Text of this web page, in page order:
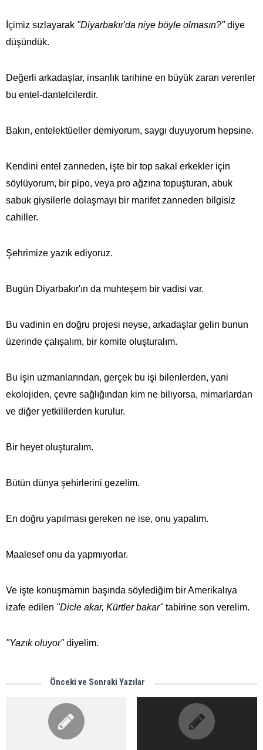
İçimiz sızlayarak "Diyarbakır'da niye böyle olmasın?"diye
düşündük.
Değerli arkadaşlar, insanlık tarihine en büyük zararı verenler
bu entel-dantelcilerdir.
Bakın, entelektüeller demiyorum, saygı duyuyorum hepsine.
Kendini entel zanneden, işte bir top sakal erkekler için
söylüyorum, bir pipo, veya pro ağzına topuşturan, abuk
sabuk giysilerle dolaşmayı bir marifet zanneden bilgisiz
cahiller.
Şehrimize yazık ediyoruz.
Bugün Diyarbakır'ın da muhteşem bir vadisi var.
Bu vadinin en doğru projesi neyse, arkadaşlar gelin bunun
üzerinde çalışalım, bir komite oluşturalım.
Bu işin uzmanlarından, gerçek bu işi bilenlerden, yani
ekolojiden, çevre sağlığından kim ne biliyorsa, mimarlardan
ve diğer yetkililerden kurulur.
Bir heyet oluşturalım.
Bütün dünya şehirlerini gezelim.
En doğru yapılması gereken ne ise, onu yapalım.
Maalesef onu da yapmıyorlar.
Ve işte konuşmamın başında söylediğim bir Amerikalıya
izafe edilen "Dicle akar, Kürtler bakar"tabirine son verelim.
"Yazık oluyor"diyelim.
Önceki ve Sonraki Yazılar